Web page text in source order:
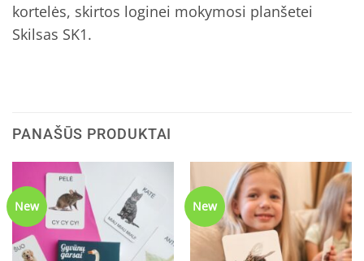
kortelės, skirtos loginei mokymosi planšetei
Skilsas SK1.
PANAŠŪS PRODUKTAI
New New